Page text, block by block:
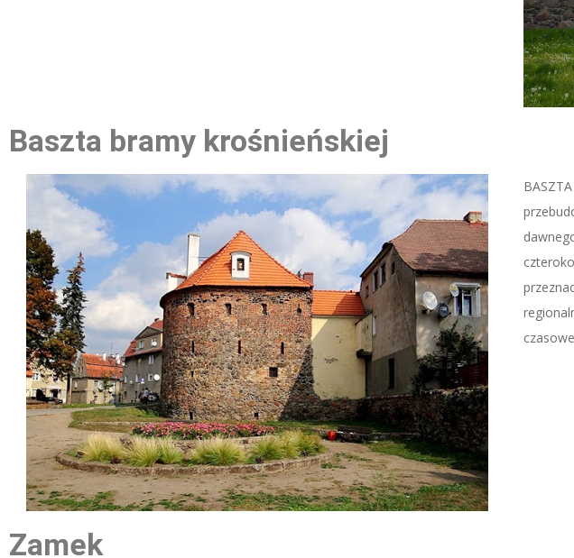
Baszta bramy krośnieńskiej
Zamek